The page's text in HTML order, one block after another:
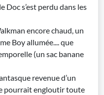
s’est perdu dans les
encore chaud, un
Boy allumée.... que
(un sac banane
revenue d’un
pourrait engloutir toute